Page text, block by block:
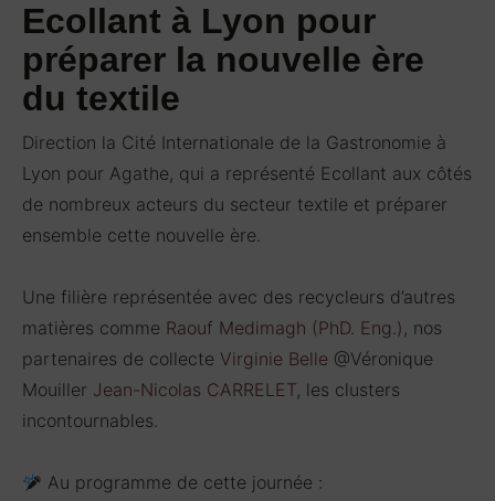
Ecollant à Lyon pour
préparer la nouvelle ère
du textile
Direction la Cité Internationale de la Gastronomie à
Lyon pour Agathe, qui a représenté Ecollant aux côtés
de nombreux acteurs du secteur textile et préparer
ensemble cette nouvelle ère.
Une filière représentée avec des recycleurs d’autres
matières comme Raouf Medimagh (PhD. Eng.) , nos
partenaires de collecte Virginie Belle @Véronique
Mouiller Jean-Nicolas CARRELET, les clusters
incontournables.
Au programme de cette journée :